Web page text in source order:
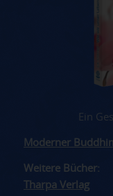
Ein
Moderner
Weitere Bücher:
Tharpa Verlag